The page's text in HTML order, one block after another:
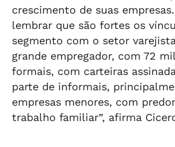
crescimento de suas
lembrar que são fortes os
segmento com o setor
grande empregador, com 72
formais, com carteiras
parte de informais,
empresas menores, com
trabalho familiar”, afirma